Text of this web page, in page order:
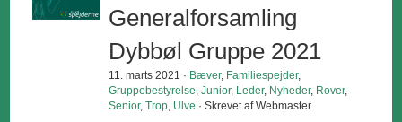
Generalforsamling
Dybbøl Gruppe 2021
11. marts 2021 · Bæver, Familiespejder,
Gruppebestyrelse,Junior, Leder, Nyheder, Rover,
Senior,Trop, Ulve · Skrevet af Webmaster